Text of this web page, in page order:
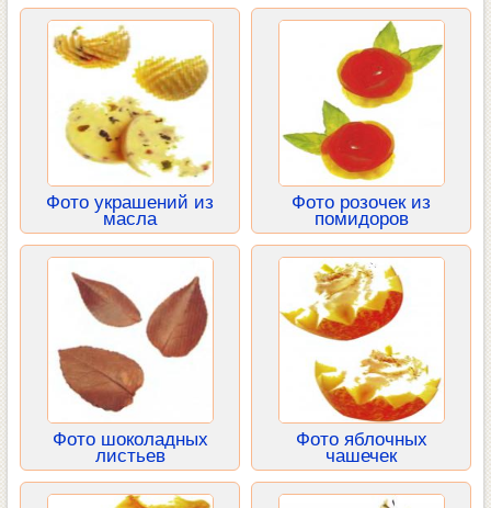
Фото украшений из
масла
Фото розочек из
помидоров
Фото шоколадных
листьев
Фото яблочных
чашечек